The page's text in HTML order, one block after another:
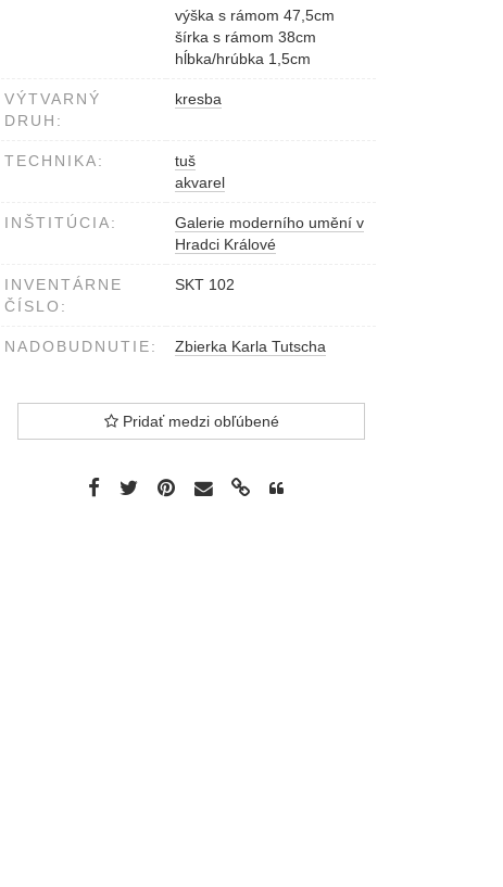
výška s rámom 47,5cm
šírka s rámom 38cm
hĺbka/hrúbka 1,5cm
VÝTVARNÝ
DRUH:
kresba
TECHNIKA:
tuš
akvarel
INŠTITÚCIA:
Galerie moderního umění v
Hradci Králové
INVENTÁRNE
ČÍSLO:
SKT 102
NADOBUDNUTIE: Zbierka Karla Tutscha
Pridať medzi obľúbené